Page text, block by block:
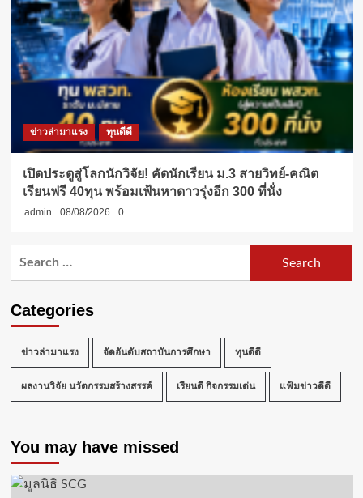
ข่าวล่ามาแรง ทุนดีดี
เปิดประตูสู่โลกนักวิจัย! คัดนักเรียน ม.3 สายวิทย์-คณิต
เรียนฟรี 40ทุน พร้อมเฟ้นหาดาวรุ่งอีก 300 ที่นั่ง
admin 08/08/2026 0
Categories
ข่าวล่ามาแรง จัดอันดับสถาบันการศึกษา ทุนดีดี
ผลงานวิจัย นวัตกรรมสร้างสรรค์ เรียนดี กิจกรรมเด่น แฟ้มข่าวดีดี
You may have missed